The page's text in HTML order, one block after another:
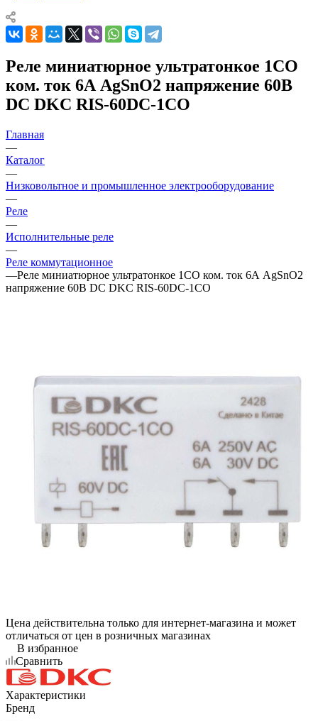
Реле миниатюрное ультратонкое 1CO
ком. ток 6А AgSnO2 напряжение 60В
DC DKC RIS-60DC-1CO
Главная
—
Каталог
—
Низковольтное и промышленное электрооборудование
—
Реле
—
Исполнительные реле
—
Реле коммутационное
—Реле миниатюрное ультратонкое 1CO ком. ток 6А AgSnO2
напряжение 60В DC DKC RIS-60DC-1CO
Цена действительна только для интернет-магазина и может
отличаться от цен в розничных магазинах
В избранное
Сравнить
Характеристики
Бренд